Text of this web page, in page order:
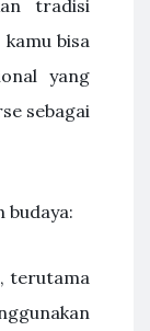
tradisi
bisa
yang
sebagai
budaya:
terutama